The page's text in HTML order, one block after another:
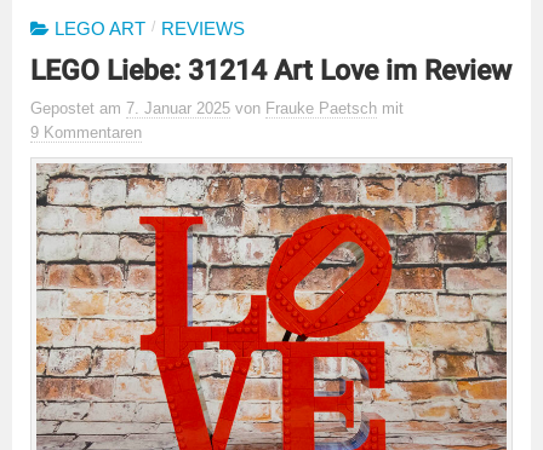
LEGO ART / REVIEWS
LEGO Liebe: 31214 Art Love im Review
Gepostet am 7. Januar 2025 von Frauke Paetsch mit
9 Kommentaren